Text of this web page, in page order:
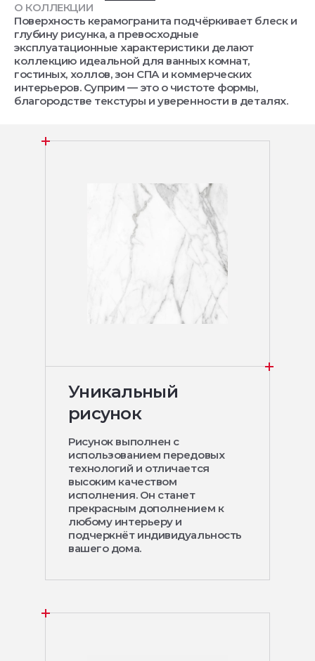
О КОЛЛЕКЦИИ
Поверхность керамогранита подчёркивает блеск и
глубину рисунка, а превосходные
эксплуатационные характеристики делают
коллекцию идеальной для ванных комнат,
гостиных, холлов, зон СПА и коммерческих
интерьеров. Суприм — это о чистоте формы,
благородстве текстуры и уверенности в деталях.
Уникальный
рисунок
Рисунок выполнен с
использованием передовых
технологий и отличается
высоким качеством
исполнения. Он станет
прекрасным дополнением к
любому интерьеру и
подчеркнёт индивидуальность
вашего дома.